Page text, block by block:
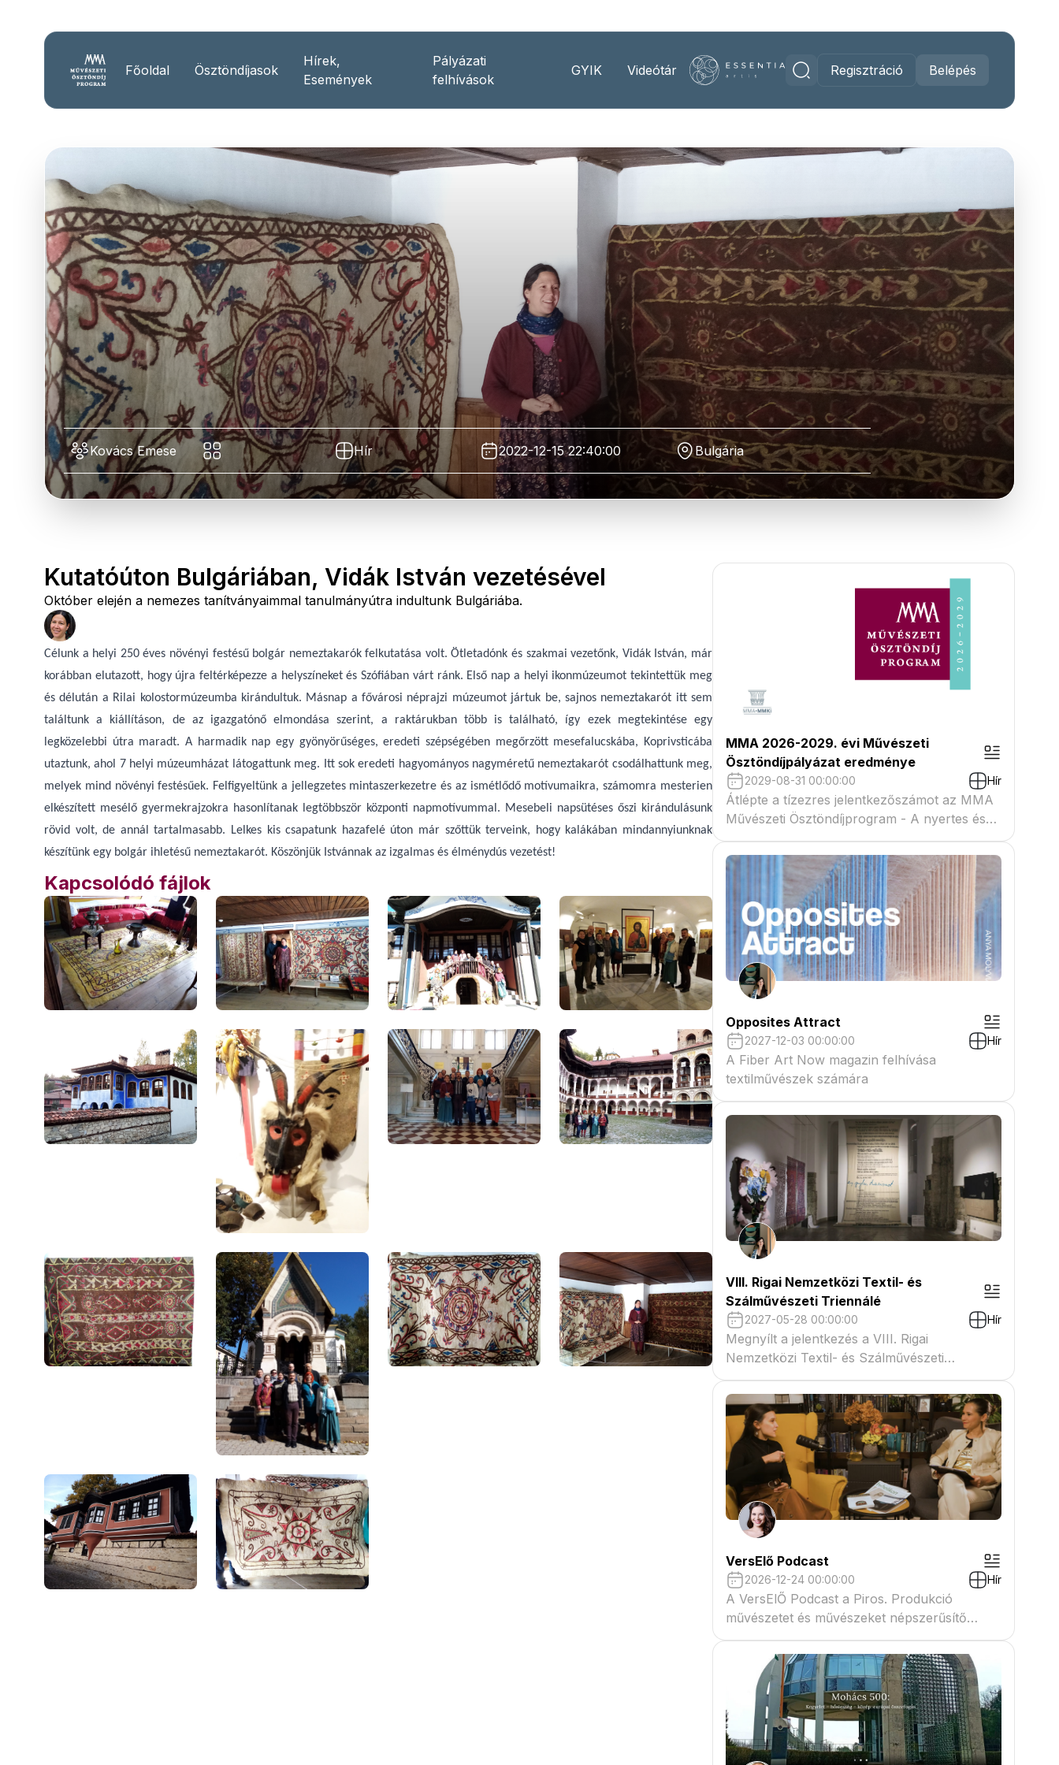
Főoldal Ösztöndíjasok
Hírek,
Események
Pályázati
felhívások
GYIK Videótár Regisztráció Belépés
Kovács Emese Hír 2022-12-15 22:40:00 Bulgária
Kutatóúton Bulgáriában, Vidák István vezetésével
Október elején a nemezes tanítványaimmal tanulmányútra indultunk Bulgáriába.
Célunk a helyi 250 éves növényi festésű bolgár nemeztakarók felkutatása volt. Ötletadónk és szakmai vezetőnk, Vidák István, már
korábban elutazott, hogy újra feltérképezze a helyszíneket és Szófiában várt ránk. Első nap a helyi ikonmúzeumot tekintettük meg
és délután a Rilai kolostormúzeumba kirándultuk. Másnap a fővárosi néprajzi múzeumot jártuk be, sajnos nemeztakarót itt sem
találtunk a kiállításon, de az igazgatónő elmondása szerint, a raktárukban több is található, így ezek megtekintése egy
legközelebbi útra maradt. A harmadik nap egy gyönyörűséges, eredeti szépségében megőrzött mesefalucskába, Koprivsticába
utaztunk, ahol 7 helyi múzeumházat látogattunk meg. Itt sok eredeti hagyományos nagyméretű nemeztakarót csodálhattunk meg,
melyek mind növényi festésűek. Felfigyeltünk a jellegzetes mintaszerkezetre és az ismétlődő motívumaikra, számomra mesterien
elkészített mesélő gyermekrajzokra hasonlítanak legtöbbször központi napmotívummal. Mesebeli napsütéses őszi kirándulásunk
rövid volt, de annál tartalmasabb. Lelkes kis csapatunk hazafelé úton már szőttük terveink, hogy kalákában mindannyiunknak
készítünk egy bolgár ihletésű nemeztakarót. Köszönjük Istvánnak az izgalmas és élménydús vezetést!
Kapcsolódó fájlok
MMA 2026-2029. évi Művészeti
Ösztöndíjpályázat eredménye
2029-08-31 00:00:00 Hír
Átlépte a tízezres jelentkezőszámot az MMA
Művészeti Ösztöndíjprogram - A nyertes és
tartaléklistás pályázók névsora megtekinthető
a csatolmányban
Opposites Attract
2027-12-03 00:00:00 Hír
A Fiber Art Now magazin felhívása
textilművészek számára
VIII. Rigai Nemzetközi Textil- és
Szálművészeti Triennálé
2027-05-28 00:00:00 Hír
Megnyílt a jelentkezés a VIII. Rigai
Nemzetközi Textil- és Szálművészeti
Triennáléra
VersElő Podcast
2026-12-24 00:00:00 Hír
A VersElŐ Podcast a Piros. Produkció
művészetet és művészeket népszerűsítő
beszélgető műsora